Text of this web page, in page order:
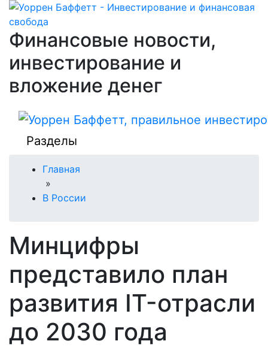
Финансовые новости,
инвестирование и
вложение денег
Разделы
Главная
»
В России
Минцифры
представило план
развития IT-отрасли
до 2030 года